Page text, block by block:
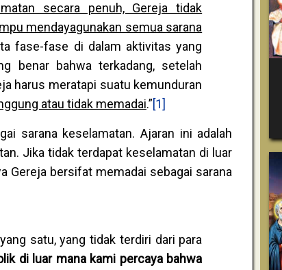
secara penuh, Gereja tidak
mendayagunakan semua sarana
fase-fase di dalam aktivitas yang
benar bahwa terkadang, setelah
harus meratapi suatu kemunduran
atau tidak memadai.”[1]
sarana keselamatan. Ajaran ini adalah
Jika tidak terdapat keselamatan di luar
Gereja bersifat memadai sebagai sarana
satu, yang tidak terdiri dari para
di luar mana kami percaya bahwa